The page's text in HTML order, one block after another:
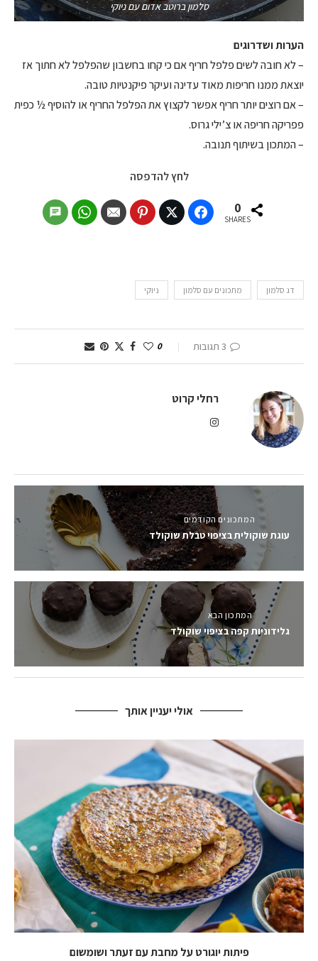
סלמון ברוטב אדום עם ניוקי
הערות ושדרוגים
– לא חובה לשים פלפל חריף אם כי קחו בחשבון שהפלפל לא חתוך אז
יוצאת ממנו חריפות מאוד עדינה ועיקר פיקנטיות טובה.
– אם רוצים יותר חריף אפשר לקצוץ את הפלפל החריף או להוסיף ½ כפית
פפריקה חריפה או צ’ילי גרוס.
– המתכון בשיתוף תנובה.
לחץ להדפסה
0
SHARES
דג סלמון מתכונים עם סלמון ניוקי
3 תגובות 0
רחלי קרוט
המתכונים הקודמים
עוגת שוקולית בציפוי טבלת שוקולד
המתכון הבא
גלידוניות קפה בציפוי שוקולד
אולי יעניין אותך
פיתות יוגורט על מחבת עם זעתר ושומשום